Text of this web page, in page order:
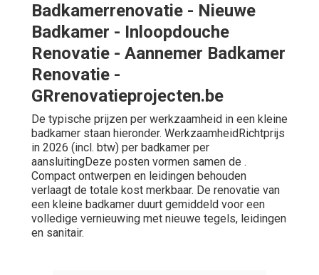
Badkamerrenovatie - Nieuwe
Badkamer - Inloopdouche
Renovatie - Aannemer Badkamer
Renovatie -
GRrenovatieprojecten.be
De typische prijzen per werkzaamheid in een kleine
badkamer staan hieronder. WerkzaamheidRichtprijs
in 2026 (incl. btw) per badkamer per
aansluitingDeze posten vormen samen de .
Compact ontwerpen en leidingen behouden
verlaagt de totale kost merkbaar. De renovatie van
een kleine badkamer duurt gemiddeld voor een
volledige vernieuwing met nieuwe tegels, leidingen
en sanitair.